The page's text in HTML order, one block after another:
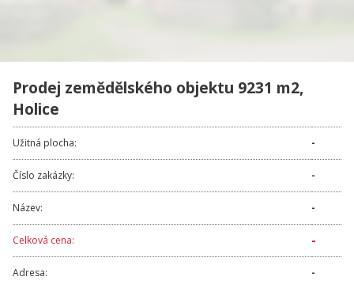
FINANCOVÁNÍ / HYPOTÉKA
KONTAKT
Prodej zemědělského objektu 9231 m2,
Holice
Užitná plocha: -
Číslo zakázky: -
Název: -
Celková cena: -
Adresa: -